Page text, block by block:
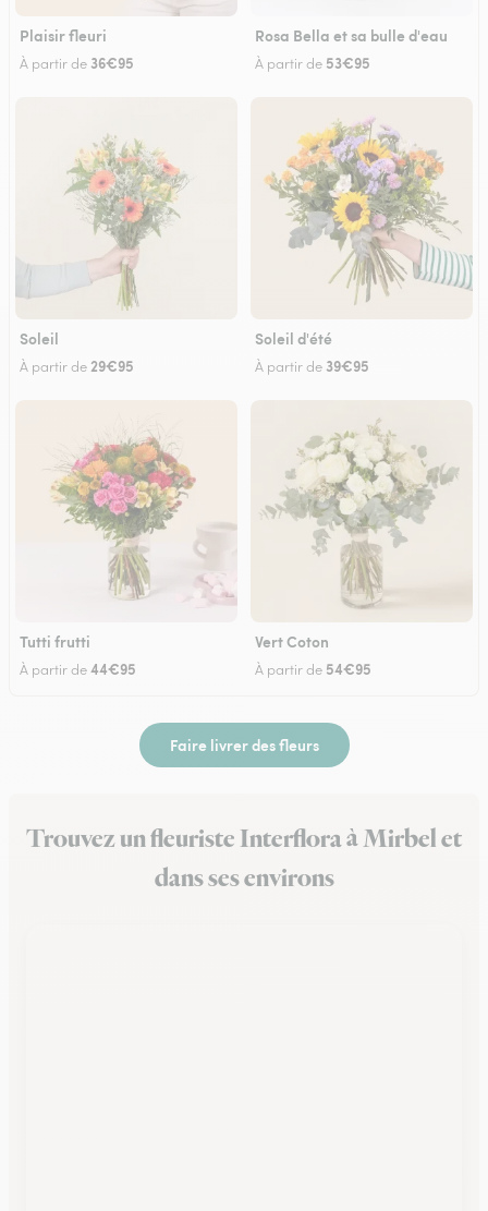
Plaisir fleuri
À partir de 36€95
Rosa Bella et sa bulle d'eau
À partir de 53€95
Soleil
À partir de29€95
Soleil d'été
À partir de 39€95
Tutti frutti
À partir de44€95
Vert Coton
À partir de 54€95
Faire livrer des fleurs
Trouvez un fleuriste Interflora à Mirbel et
dans ses environs